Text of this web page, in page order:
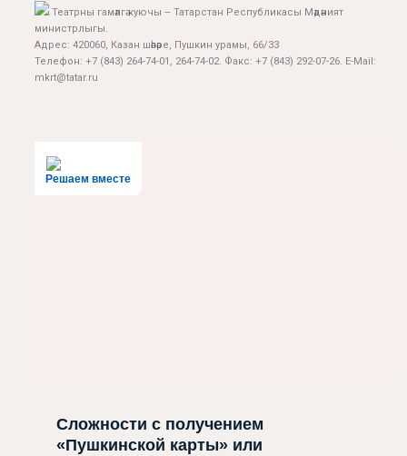
Театрны гамәлгә куючы – Татарстан Республикасы Мәдәният
министрлыгы.
Адрес: 420060, Казан шәһәре, Пушкин урамы, 66/33
Телефон: +7 (843) 264-74-01, 264-74-02. Факс: +7 (843) 292-07-26. E-Mail:
mkrt@tatar.ru
Решаем вместе
Сложности с получением
«Пушкинской карты» или